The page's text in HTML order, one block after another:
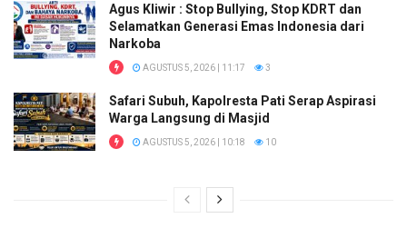
Agus Kliwir : Stop Bullying, Stop KDRT dan
Selamatkan Generasi Emas Indonesia dari
Narkoba
AGUSTUS 5, 2026 | 11:17 3
Safari Subuh, Kapolresta Pati Serap Aspirasi
Warga Langsung di Masjid
AGUSTUS 5, 2026 | 10:18 10